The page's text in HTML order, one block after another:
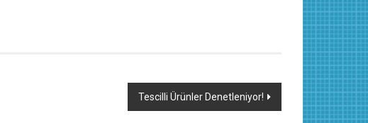
Tescilli Ürünler Denetleniyor!